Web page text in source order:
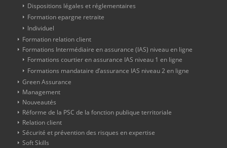
Dispositions légales et réglementaires
Formation epargne retraite
Individuel
Formation relation client
Formations Intermédiaire en assurance (IAS) niveau en ligne
Formations courtier en assurance IAS niveau 1 en ligne
Formations mandataire d’assurance IAS niveau 2 en ligne
Green Assurance
Management
Nouveautés
Réforme de la PSC de la fonction publique territoriale
Relation client
Sécurité et prévention des risques en expertise
Soft Skills